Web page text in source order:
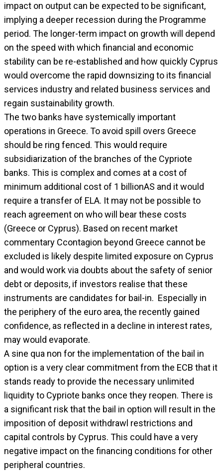
impact on output can be expected to be significant,
implying a deeper recession during the Programme
period. The longer-term impact on growth will depend
on the speed with which financial and economic
stability can be re-established and how quickly Cyprus
would overcome the rapid downsizing to its financial
services industry and related business services and
regain sustainability growth.
The two banks have systemically important
operations in Greece. To avoid spill overs Greece
should be ring fenced. This would require
subsidiarization of the branches of the Cypriote
banks. This is complex and comes at a cost of
minimum additional cost of 1 billionAS and it would
require a transfer of ELA. It may not be possible to
reach agreement on who will bear these costs
(Greece or Cyprus). Based on recent market
commentary Ccontagion beyond Greece cannot be
excluded is likely despite limited exposure on Cyprus
and would work via doubts about the safety of senior
debt or deposits, if investors realise that these
instruments are candidates for bail-in. Especially in
the periphery of the euro area, the recently gained
confidence, as reflected in a decline in interest rates,
may would evaporate.
A sine qua non for the implementation of the bail in
option is a very clear commitment from the ECB that it
stands ready to provide the necessary unlimited
liquidity to Cypriote banks once they reopen. There is
a significant risk that the bail in option will result in the
imposition of deposit withdrawl restrictions and
capital controls by Cyprus. This could have a very
negative impact on the financing conditions for other
peripheral countries.